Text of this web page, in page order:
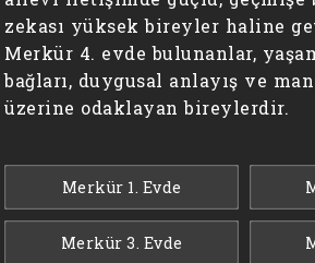
zekası yüksek bireyler haline
Merkür 4. evde bulunanlar,
bağları, duygusal anlayış ve
üzerine odaklayan bireylerdir.
Merkür 1. Evde
Merkür 3. Evde